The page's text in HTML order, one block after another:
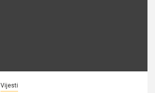
Vijesti